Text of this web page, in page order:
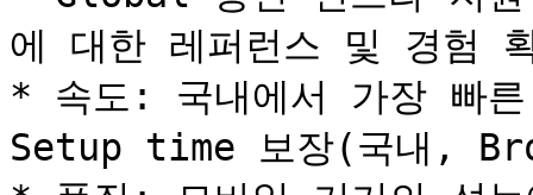
에 대한 레퍼런스 및 경험
* 속도: 국내에서 가장 빠
Setup time 보장(국내,